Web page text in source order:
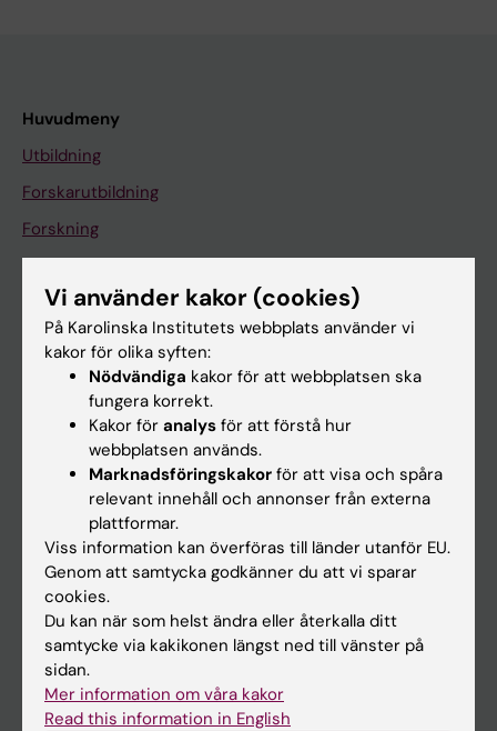
Huvudmeny
Utbildning
Forskarutbildning
Forskning
På gång
Nyheter
Kalender
Student
Canvas
Schema
Studentmejlen
Kurs- och programwebbar
Student på KI
Vi använder kakor (cookies)
På Karolinska Institutets webbplats använder vi
kakor för olika syften:
Nödvändiga kakor för att webbplatsen ska
fungera korrekt.
Kakor för analys för att förstå hur
webbplatsen används.
Marknadsföringskakor för att visa och spåra
relevant innehåll och annonser från externa
plattformar.
Viss information kan överföras till länder utanför EU.
Genom att samtycka godkänner du att vi sparar
cookies.
Du kan när som helst ändra eller återkalla ditt
samtycke via kakikonen längst ned till vänster på
sidan.
Mer information om våra kakor
Read this information in English